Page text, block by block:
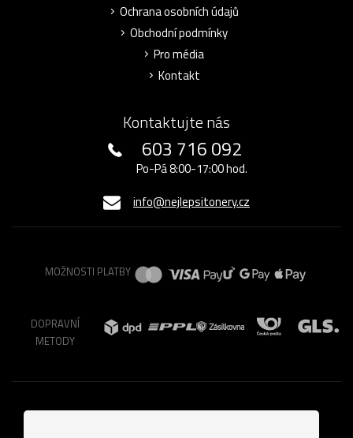
Ochrana osobních údajů
Obchodní podmínky
Pro média
Kontakt
Kontaktujte nás
603 716 092
Po-Pá 8:00-17:00 hod.
info@nejlepsitonery.cz
MOŽNOSTI PLATBY
DOPRAVNÍ
METODY